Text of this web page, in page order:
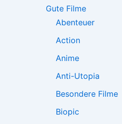
a
Gute Filme
Abenteuer
Action
Anime
Anti-Utopia
Besondere Filme
Biopic